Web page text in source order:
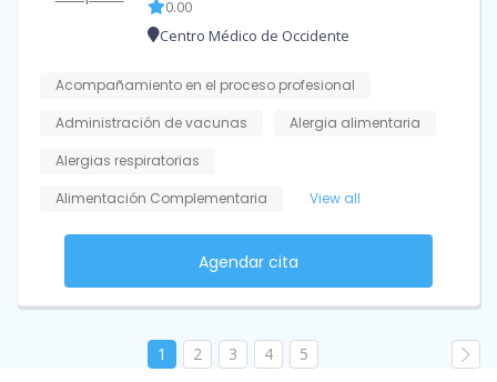
0.00
Centro Médico de Occidente
Acompañamiento en el proceso profesional
Administración de vacunas
Alergia alimentaria
Alergias respiratorias
Alimentación Complementaria
View all
Agendar cita
1 2 3 4 5